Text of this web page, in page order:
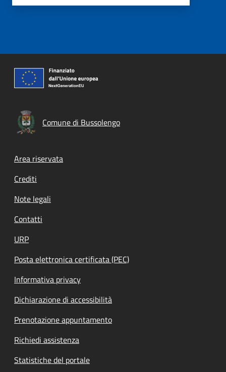
Comune di Bussolengo
Footer menu
Area riservata
Crediti
Note legali
Contatti
URP
Posta elettronica certificata (PEC)
Informativa privacy
Dichiarazione di accessibilità
Prenotazione appuntamento
Richiedi assistenza
Statistiche del portale